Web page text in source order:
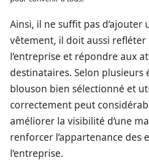
Ainsi, il ne suffit pas d’ajouter
vêtement, il doit aussi refléter
l’entreprise et répondre aux
destinataires. Selon plusieurs
blouson bien sélectionné et
correctement peut
améliorer la visibilité d’une
renforcer l’appartenance des
l’entreprise.